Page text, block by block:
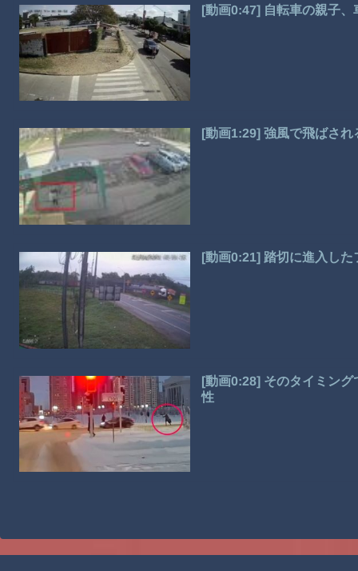
[動画0:47] 自転車の親子
[動画1:29] 強風で飛ばさ
[動画0:21] 踏切に進入し
[動画0:28] そのタイミン
性